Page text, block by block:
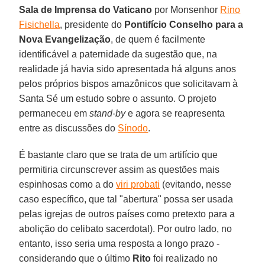
Sala de Imprensa do Vaticano por Monsenhor Rino
Fisichella, presidente do Pontifício Conselho para a
Nova Evangelização, de quem é facilmente
identificável a paternidade da sugestão que, na
realidade já havia sido apresentada há alguns anos
pelos próprios bispos amazônicos que solicitavam à
Santa Sé um estudo sobre o assunto. O projeto
permaneceu emstand-bye agora se reapresenta
entre as discussões do Sínodo.
É bastante claro que se trata de um artifício que
permitiria circunscrever assim as questões mais
espinhosas como a doviri probati (evitando, nesse
caso específico, que tal "abertura" possa ser usada
pelas igrejas de outros países como pretexto para a
abolição do celibato sacerdotal). Por outro lado, no
entanto, isso seria uma resposta a longo prazo -
considerando que o último Rito foi realizado no